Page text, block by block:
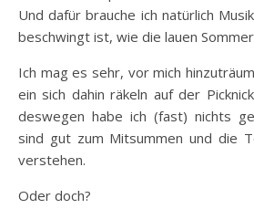
Und dafür brauche ich natürlich
beschwingt ist, wie die lauen
Ich mag es sehr, vor mich
ein sich dahin räkeln auf der
deswegen habe ich (fast) nichts
sind gut zum Mitsummen und die
verstehen.
Oder doch?